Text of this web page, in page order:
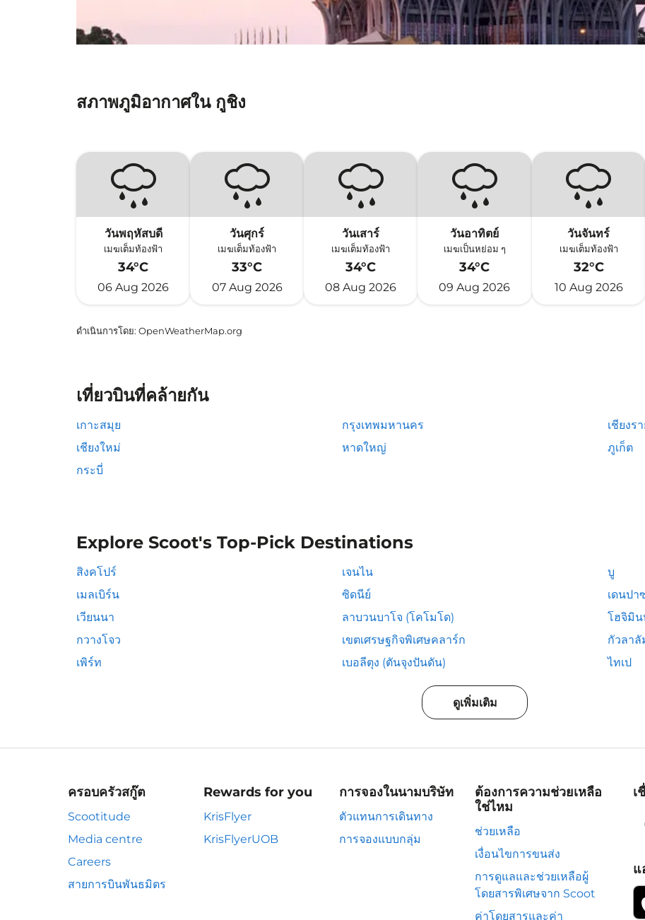
สภาพภูมิอากาศใน กูชิง
วันพฤหัสบดี
เมฆเต็มท้องฟ้า
34°C
06 Aug 2026
วันศุกร์
เมฆเต็มท้องฟ้า
33°C
07 Aug 2026
วันเสาร์
เมฆเต็มท้องฟ้า
34°C
08 Aug 2026
วันอาทิตย์
เมฆเป็นหย่อม ๆ
34°C
09 Aug 2026
วันจันทร์
เมฆเต็มท้องฟ้า
32°C
10 Aug 2026
ดำเนินการโดย: OpenWeatherMap.org
เที่ยวบินที่คล้ายกัน
เกาะสมุย กรุงเทพมหานคร
เชียงร
เชียงใหม่
หาดใหญ่
ภูเก็ต
กระบี่
Explore Scoot's Top-Pick Destinations
สิงคโปร์ เจนไน
บู
เมลเบิร์น
ซิดนีย์
เดนปา
เวียนนา
ลาบวนบาโจ (โคโมโด)
โฮจิมิ
กวางโจว
เขตเศรษฐกิจพิเศษคลาร์ก
กัวลาลั
เพิร์ท
เบอลีตุง (ตันจุงปันดัน) ไทเป
ดูเพิ่มเติม
ครอบครัวสกู๊ต
Scootitude
Media centre
Careers
สายการบินพันธมิตร
Rewards for you
KrisFlyer
KrisFlyerUOB
การจองในนามบริษัท
ตัวแทนการเดินทาง
การจองแบบกลุ่ม
ต้องการความช่วยเหลือ
ใช่ไหม
ช่วยเหลือ
เงื่อนไขการขนส่ง
การดูแลและช่วยเหลือผู้
โดยสารพิเศษจาก Scoot
ค่าโดยสารและค่า
เ
แ